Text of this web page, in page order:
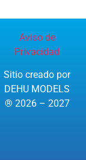
Aviso de
Privacidad
Sitio creado por
DEHU MODELS
® 2026 – 2027